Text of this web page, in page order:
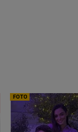
FOTO